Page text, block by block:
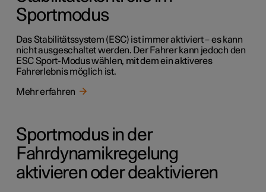
Sportmodus
Das Stabilitätssystem (ESC) ist immer aktiviert – es kann
nicht ausgeschaltet werden. Der Fahrer kann jedoch den
ESC Sport-Modus wählen, mit dem ein aktiveres
Fahrerlebnis möglich ist.
Mehr erfahren
Sportmodus in der
Fahrdynamikregelung
aktivieren oder deaktivieren